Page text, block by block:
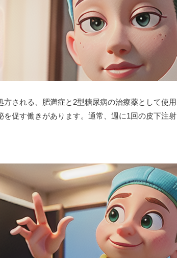
方される、肥満症と2型糖尿病の治療薬として使
促す働きがあります。通常、週に1回の皮下注射